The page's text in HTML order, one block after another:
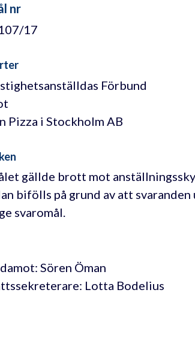
nr
17
Förbund
Pizza i Stockholm AB
gällde brott mot
bifölls på grund av att
svaromål.
Sören Öman
Lotta Bodelius